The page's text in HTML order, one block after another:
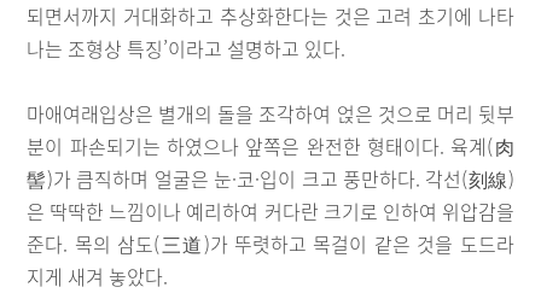
되면서까지 거대화하고 추상화한다는 것은 고려 초기에 나타
나는 조형상 특징’이라고 설명하고 있다.
마애여래입상은 별개의 돌을 조각하여 얹은 것으로 머리 뒷부
분이 파손되기는 하였으나 앞쪽은 완전한 형태이다. 육계(肉
髻)가 큼직하며 얼굴은 눈·코·입이 크고 풍만하다. 각선(刻線)
은 딱딱한 느낌이나 예리하여 커다란 크기로 인하여 위압감을
준다. 목의 삼도(三道)가 뚜렷하고 목걸이 같은 것을 도드라
지게 새겨 놓았다.